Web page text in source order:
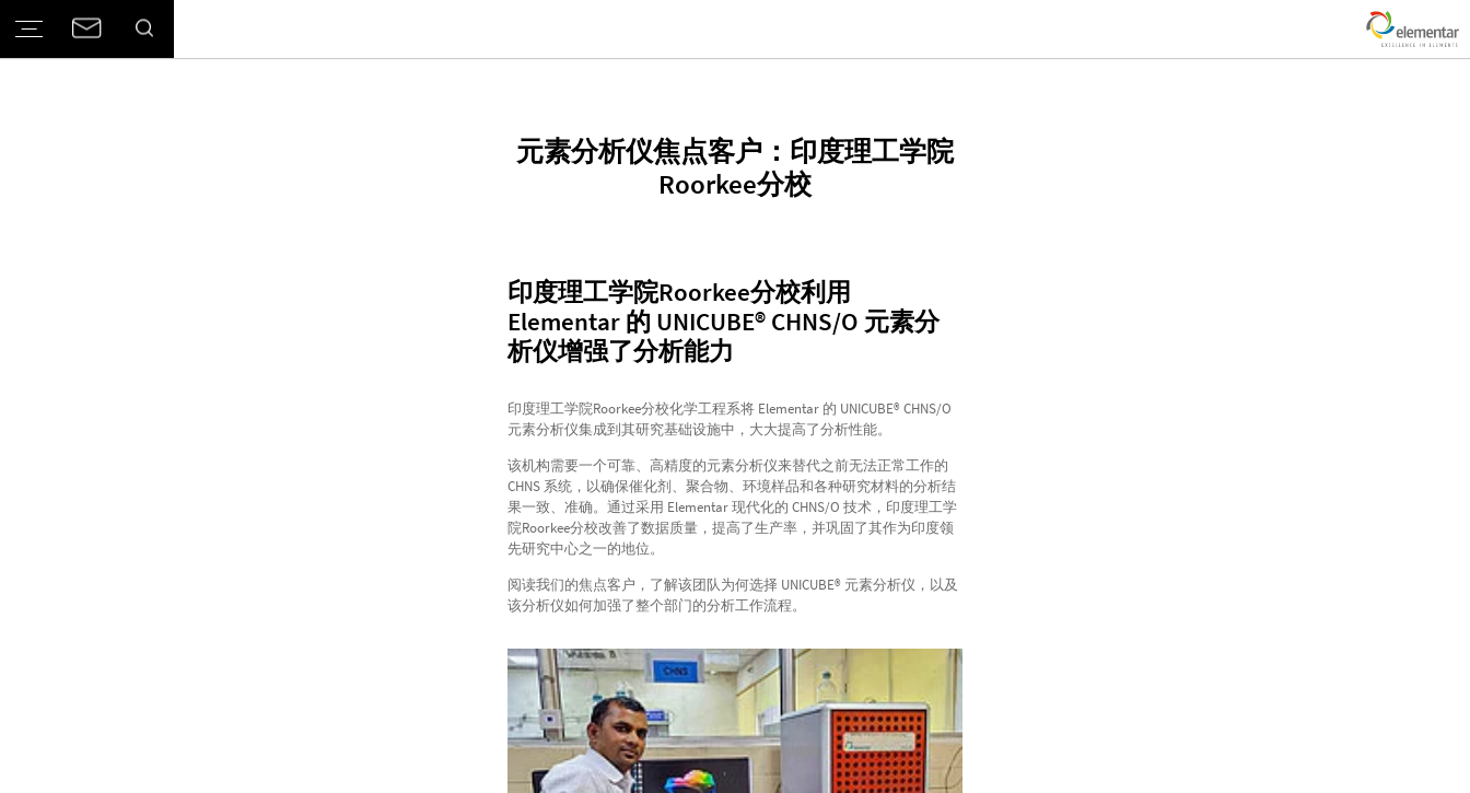
元素分析仪焦点客户：印度理工学院
Roorkee分校
印度理工学院Roorkee分校利用
Elementar 的 UNICUBE® CHNS/O 元素分
析仪增强了分析能力
印度理工学院Roorkee分校化学工程系将 Elementar 的 UNICUBE® CHNS/O
元素分析仪集成到其研究基础设施中，大大提高了分析性能。
该机构需要一个可靠、高精度的元素分析仪来替代之前无法正常工作的
CHNS 系统，以确保催化剂、聚合物、环境样品和各种研究材料的分析结
果一致、准确。通过采用 Elementar 现代化的 CHNS/O 技术，印度理工学
院Roorkee分校改善了数据质量，提高了生产率，并巩固了其作为印度领
先研究中心之一的地位。
阅读我们的焦点客户，了解该团队为何选择 UNICUBE® 元素分析仪，以及
该分析仪如何加强了整个部门的分析工作流程。